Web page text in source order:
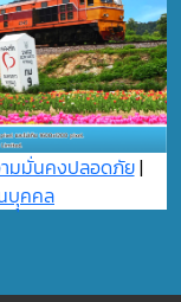
ามมั่นคงปลอดภัย|
บุุคคล